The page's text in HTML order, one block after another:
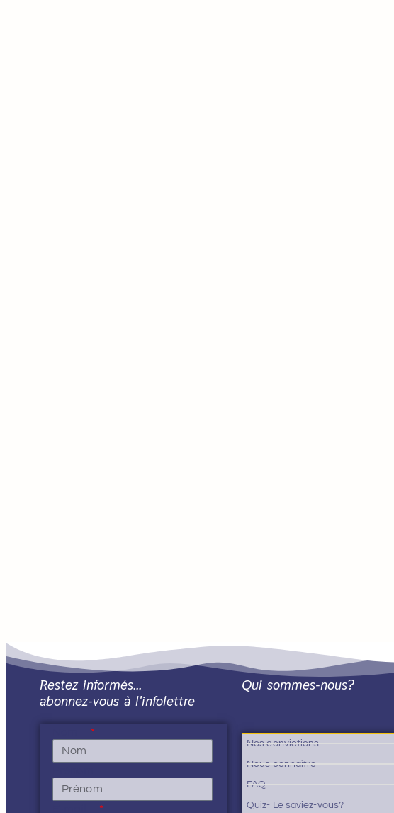
Restez informés…
abonnez-vous à l'infolettre
Qui sommes-nous?
Nos convictions
Nous connaître
FAQ
Quiz- Le saviez-vous?